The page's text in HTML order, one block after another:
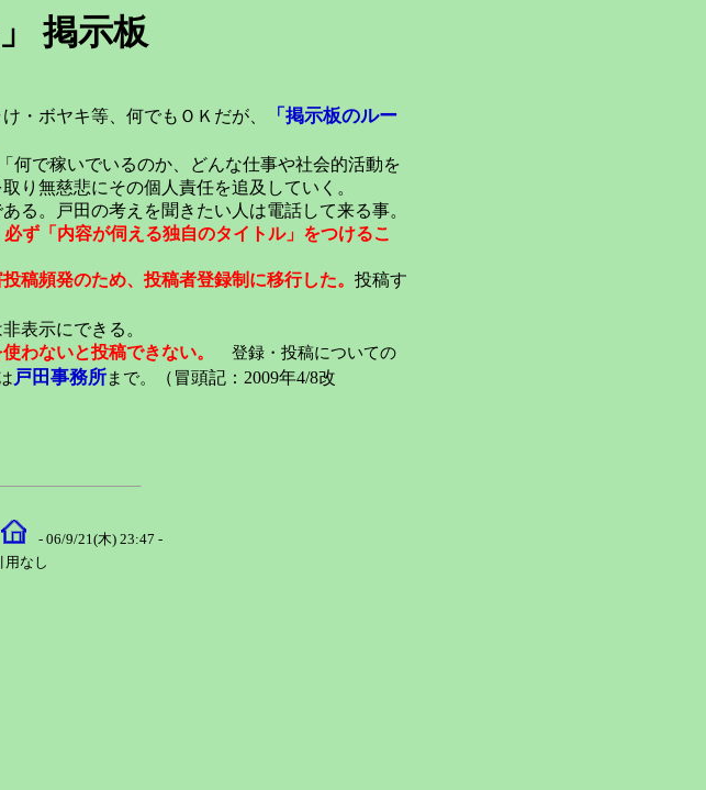
掲示板
・ボヤキ等、何でもＯＫだが、
「掲示板のルー
何で稼いでいるのか、どんな仕事や社会的活動を
り無慈悲にその個人責任を追及していく。
る。戸田の考えを聞きたい人は電話して来る事。
ず「内容が伺える独自のタイトル」をつけるこ
稿頻発のため、投稿者登録制に移行した。 投稿す
表示にできる。
わないと投稿できない。
登録・投稿についての
戸田事務所まで。
（冒頭記：2009年4/8改
- 06/9/21(木) 23:47 -
用なし